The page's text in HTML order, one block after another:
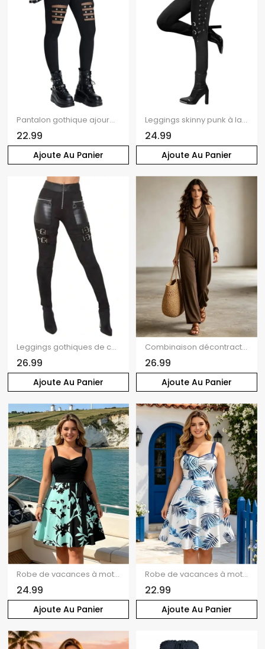
Ajoute Au Panier
Pantalon gothique ajouré de couleur unie avec œillets et chaîne embellie, pantalon skinny long taille haute
22.99
Ajoute Au Panier
Leggings skinny punk à lacets et boucle à œillets, taille élastique
24.99
Ajoute Au Panier
Leggings gothiques de couleur unie avec fermeture éclair et anneau en O et sangle à boucle
26.99
Ajoute Au Panier
Combinaison décontractée à jambes larges, couleur unie, col drapé et dos nu froncé
26.99
Ajoute Au Panier
Robe de vacances à motif de feuilles colorblock, buste froncé, col en cœur, ceinture, robe trapèze mini décontractée
24.99
Ajoute Au Panier
Robe de vacances à motif de feuilles, buste froncé, col en cœur, mini robe hawaïenne trapèze
22.99